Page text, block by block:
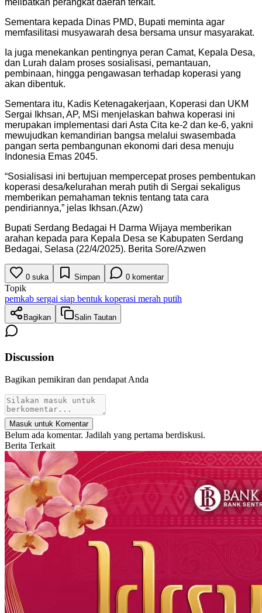
Sementara kepada Dinas PMD, Bupati meminta agar
memfasilitasi musyawarah desa bersama unsur masyarakat.
Ia juga menekankan pentingnya peran Camat, Kepala Desa,
dan Lurah dalam proses sosialisasi, pemantauan,
pembinaan, hingga pengawasan terhadap koperasi yang
akan dibentuk.
Sementara itu, Kadis Ketenagakerjaan, Koperasi dan UKM
Sergai Ikhsan, AP, MSi menjelaskan bahwa koperasi ini
merupakan implementasi dari Asta Cita ke-2 dan ke-6, yakni
mewujudkan kemandirian bangsa melalui swasembada
pangan serta pembangunan ekonomi dari desa menuju
Indonesia Emas 2045.
“Sosialisasi ini bertujuan mempercepat proses pembentukan
koperasi desa/kelurahan merah putih di Sergai sekaligus
memberikan pemahaman teknis tentang tata cara
pendiriannya,” jelas Ikhsan.(Azw)
Bupati Serdang Bedagai H Darma Wijaya memberikan
arahan kepada para Kepala Desa se Kabupaten Serdang
Bedagai, Selasa (22/4/2025). Berita Sore/Azwen
0 suka Simpan 0 komentar
Topik
pemkab sergai siap bentuk koperasi merah putih
Bagikan Salin Tautan
Discussion
Bagikan pemikiran dan pendapat Anda
Masuk untuk Komentar
Belum ada komentar. Jadilah yang pertama berdiskusi.
Berita Terkait